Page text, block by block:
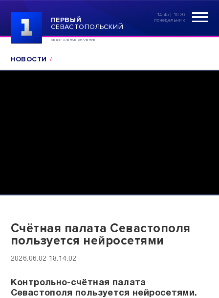
ПЕРВЫЙ
СЕВАСТОПОЛЬСКИЙ
ФЕДЕРАЛЬНОЕ ЗНАЧЕНИЕ
14:45 | 10.26
понедельник
НОВОСТИ
Счётная палата Севастополя
пользуется нейросетями
2026.06.02 18:14:02
Контрольно-счётная палата
Севастополя пользуется нейросетями.